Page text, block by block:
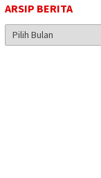
ARSIP BERITA
Arsip
Berita